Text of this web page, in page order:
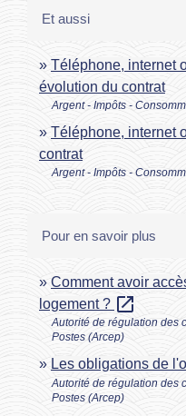
Et aussi
Téléphone, internet
évolution du contrat
Argent - Impôts -
Téléphone, internet
contrat
Argent - Impôts -
Pour en savoir plus
Comment avoir
logement ? open_in_new
Autorité de régulation des
Postes (Arcep)
Les obligations de
Autorité de régulation des
Postes (Arcep)